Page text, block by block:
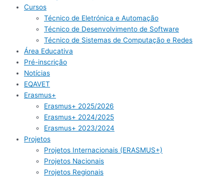
Cursos
Técnico de Eletrónica e Automação
Técnico de Desenvolvimento de Software
Técnico de Sistemas de Computação e Redes
Área Educativa
Pré-inscrição​
Notícias
EQAVET
Erasmus+
Erasmus+ 2025/2026
Erasmus+ 2024/2025
Erasmus+ 2023/2024
Projetos
Projetos Internacionais (ERASMUS+)
Projetos Nacionais
Projetos Regionais